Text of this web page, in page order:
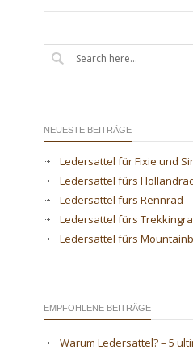
NEUESTE BEITRÄGE
Ledersattel für Fixie und
Ledersattel fürs
Ledersattel fürs Rennrad
Ledersattel fürs
Ledersattel fürs
EMPFOHLENE BEITRÄGE
Warum Ledersattel? – 5